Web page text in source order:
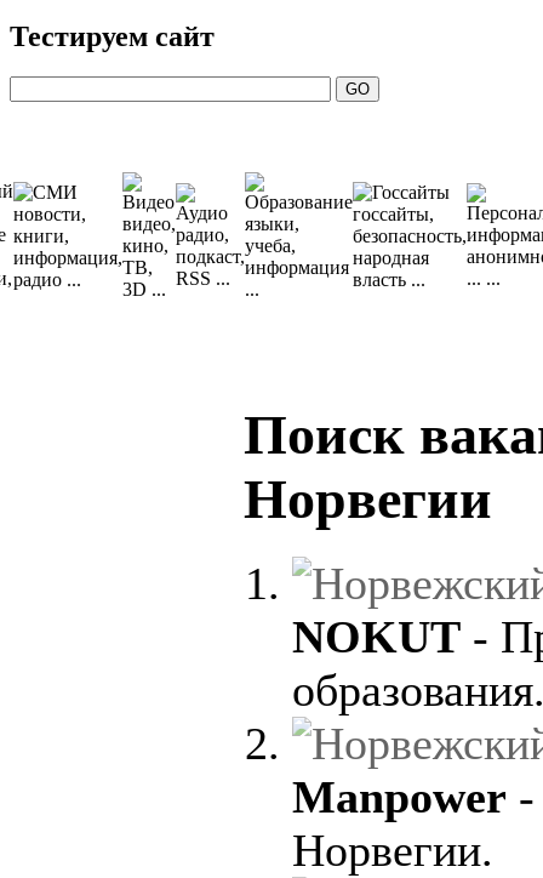
Тестируем сайт
Поиск
Норвегии
NOKUT -
Manpower
Норвегии.